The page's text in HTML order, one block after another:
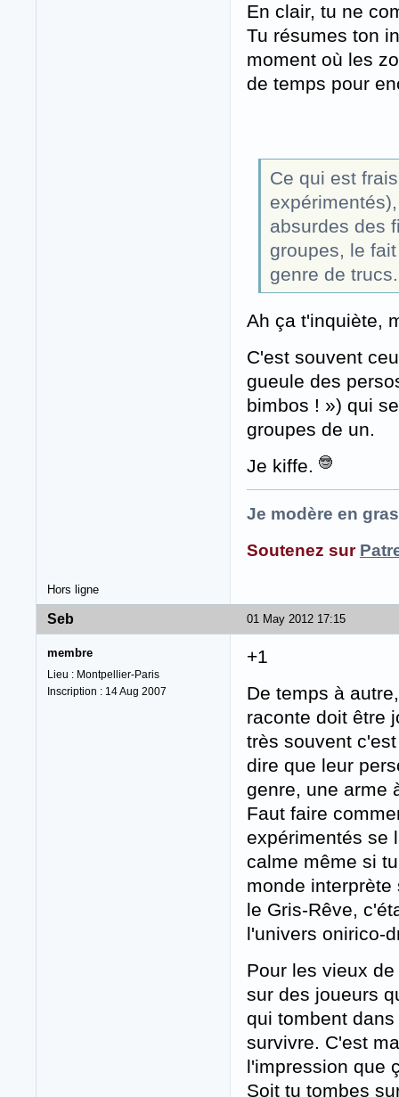
En clair, tu ne
Tu résumes ton
moment où les
de temps pour
Ce qui est
absurdes des
groupes, le
genre de trucs.
Ah ça t'inquiète,
C'est souvent
gueule des
bimbos ! ») qui
groupes de un.
Je kiffe.
Je modère en
Soutenez sur
Hors ligne
01 May 2012 17:15
Seb
membre
Lieu : Montpellier-Paris
Inscription : 14 Aug 2007
+1
De temps à
raconte doit être
très souvent
dire que leur
genre, une arme
Faut faire
expérimentés se
calme même si
monde
le Gris-Rêve,
l'univers onirico-
Pour les vieux
sur des joueurs
qui tombent
survivre. C'est
l'impression que
Soit tu tombes